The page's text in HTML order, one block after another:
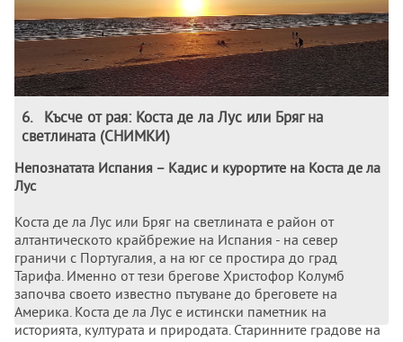
6.
Късче от рая: Коста де ла Лус или Бряг на
светлината (СНИМКИ)
Непознатата Испания – Кадис и курортите на Коста де ла
Лус
Коста де ла Лус или Бряг на светлината е район от
алтантическото крайбрежие на Испания - на север
граничи с Португалия, а на юг се простира до град
Тарифа. Именно от тези брегове Христофор Колумб
започва своето известно пътуване до бреговете на
Америка. Коста де ла Лус е истински паметник на
историята, културата и природата. Старинните градове на